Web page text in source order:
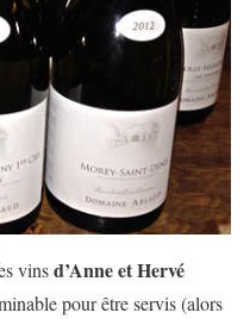
vinsd’Anne et Hervé
pour être servis (alors